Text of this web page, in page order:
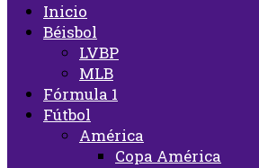
Inicio
Béisbol
LVBP
MLB
Fórmula 1
Fútbol
América
Copa América